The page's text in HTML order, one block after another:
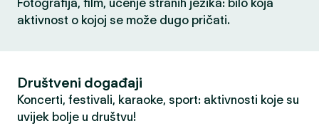
Fotografija, film, učenje stranih jezika: bilo koja
aktivnost o kojoj se može dugo pričati.
Društveni događaji
Koncerti, festivali, karaoke, sport: aktivnosti koje su
uvijek bolje u društvu!